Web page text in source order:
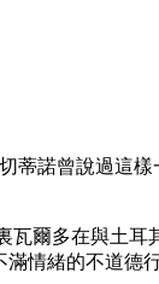
切蒂諾曾說過這
裏瓦爾多在與土耳
緒的不道德行為